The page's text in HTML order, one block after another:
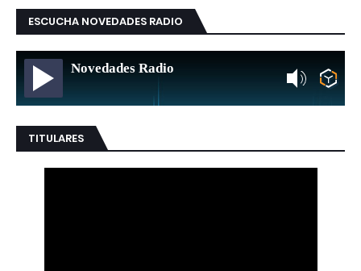
ESCUCHA NOVEDADES RADIO
Novedades Radio
TITULARES